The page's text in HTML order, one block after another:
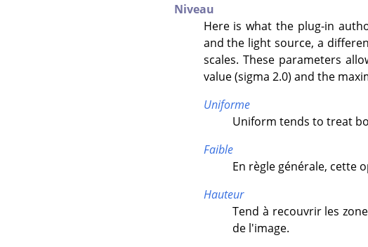
Niveau
Here is what the plug-in
and the light source, a
scales. These parameters
value (sigma 2.0) and the
Uniforme
Uniform tends to treat
Faible
En règle générale, cette
Hauteur
Tend à recouvrir les
de l'image.